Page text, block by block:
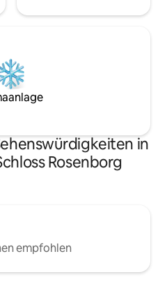
in
Rosenborg
empfohlen